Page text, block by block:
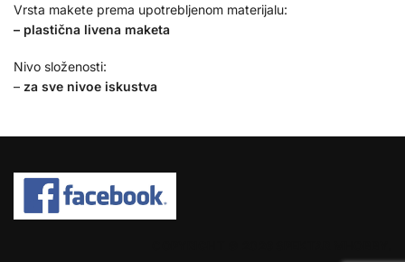
Vrsta makete prema upotrebljenom materijalu:
– plastična livena maketa
Nivo složenosti:
– za sve nivoe iskustva